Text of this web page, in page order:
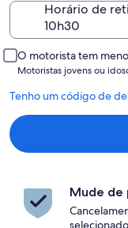
O motorista tem
Motoristas jovens ou
Tenho um código de
Mude de